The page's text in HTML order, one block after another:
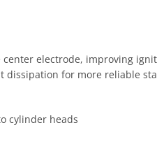
center electrode, improving
dissipation for more reliable
cylinder heads